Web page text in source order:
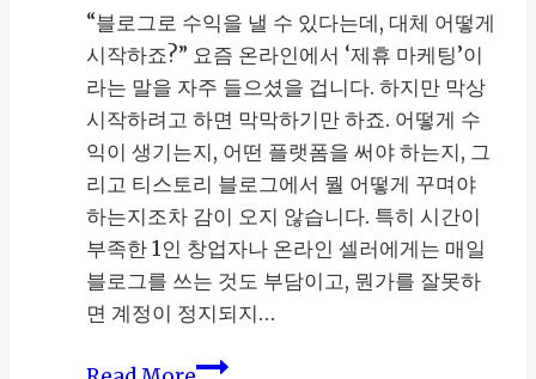
실
전
제
휴
마
케
팅
전
략
“블로그로 수익을 낼 수 있다는데, 대체 어떻게
시작하죠?” 요즘 온라인에서 ‘제휴 마케팅’이
라는 말을 자주 들으셨을 겁니다. 하지만 막상
시작하려고 하면 막막하기만 하죠. 어떻게 수
익이 생기는지, 어떤 플랫폼을 써야 하는지, 그
리고 티스토리 블로그에서 뭘 어떻게 꾸며야
하는지조차 감이 오지 않습니다. 특히 시간이
부족한 1인 창업자나 온라인 셀러에게는 매일
블로그를 쓰는 것도 부담이고, 뭔가를 잘못하
면 계정이 정지되지…
제